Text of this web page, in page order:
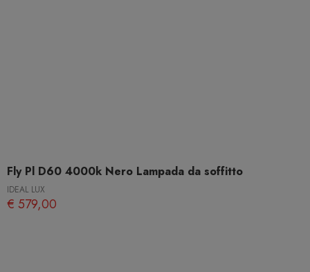
Fly Pl D60 4000k Nero Lampada da soffitto
IDEAL LUX
€ 579,00